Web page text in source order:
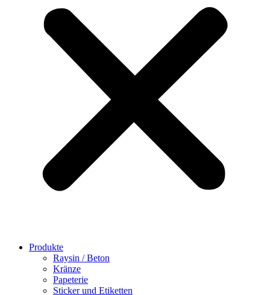
Produkte
Raysin / Beton
Kränze
Papeterie
Sticker und Etiketten